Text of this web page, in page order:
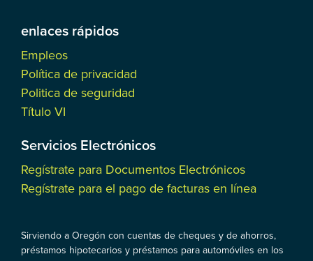
enlaces rápidos
Empleos
Política de privacidad
Politica de seguridad
Título VI
Servicios Electrónicos
Regístrate para Documentos Electrónicos
Regístrate para el pago de facturas en línea
Sirviendo a Oregón con cuentas de cheques y de ahorros,
préstamos hipotecarios y préstamos para automóviles en los